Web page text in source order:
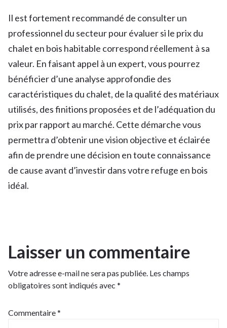
Il est fortement recommandé de consulter un
professionnel du secteur pour évaluer si le prix du
chalet en bois habitable correspond réellement à sa
valeur. En faisant appel à un expert, vous pourrez
bénéficier d’une analyse approfondie des
caractéristiques du chalet, de la qualité des matériaux
utilisés, des finitions proposées et de l’adéquation du
prix par rapport au marché. Cette démarche vous
permettra d’obtenir une vision objective et éclairée
afin de prendre une décision en toute connaissance
de cause avant d’investir dans votre refuge en bois
idéal.
Laisser un commentaire
Votre adresse e-mail ne sera pas publiée. Les champs
obligatoires sont indiqués avec *
Commentaire*